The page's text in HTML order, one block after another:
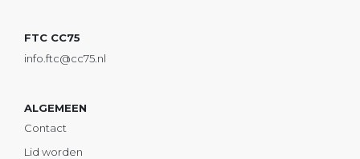
FTC CC75
info.ftc@cc75.nl
ALGEMEEN
Contact
Lid worden